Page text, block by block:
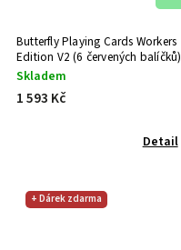
Butterfly Playing Cards Workers
Edition V2 (6 červených balíčků)
Skladem
1 593 Kč
Detail
+ Dárek zdarma